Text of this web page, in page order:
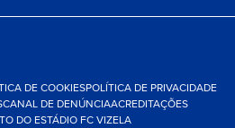
DE COOKIESPOLÍTICA DE PRIVACIDADE
CANAL DE DENÚNCIAACREDITAÇÕES
DO ESTÁDIO FC VIZELA